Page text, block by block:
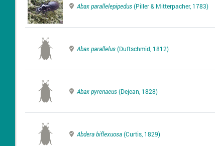
Abax parallelepipedus(Piller & Mitterpacher, 1783)
Abax parallelus(Duftschmid, 1812)
Abax pyrenaeus(Dejean, 1828)
Abdera biflexuosa(Curtis, 1829)